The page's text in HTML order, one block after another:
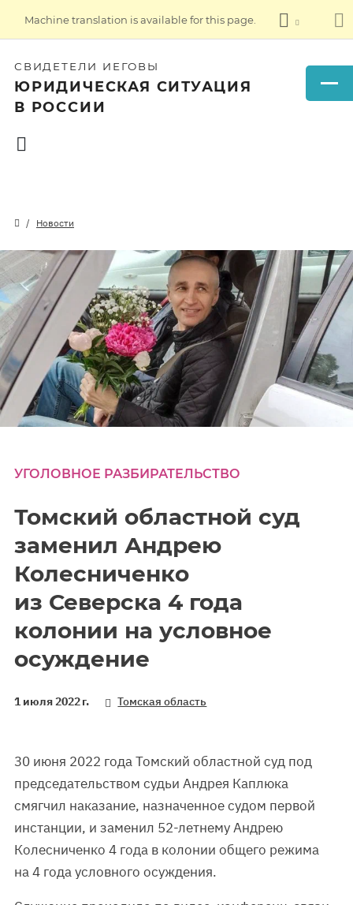
Machine translation is available for this page.
СВИДЕТЕЛИ ИЕГОВЫ
ЮРИДИЧЕСКАЯ СИТУАЦИЯ
В РОССИИ
Новости
УГОЛОВНОЕ РАЗБИРАТЕЛЬСТВО
Томский областной суд
заменил Андрею
Колесниченко
из Северска 4 года
колонии на условное
осуждение
1 июля 2022 г. Томская область
30 июня 2022 года Томский областной суд под
председательством судьи Андрея Каплюка
смягчил наказание, назначенное судом первой
инстанции, и заменил 52-летнему Андрею
Колесниченко 4 года в колонии общего режима
на 4 года условного осуждения.